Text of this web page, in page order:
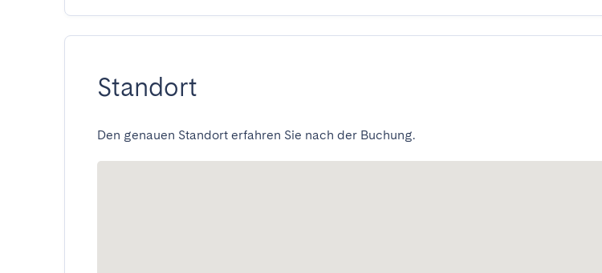
Standort
Den genauen Standort erfahren Sie nach der Buchung.